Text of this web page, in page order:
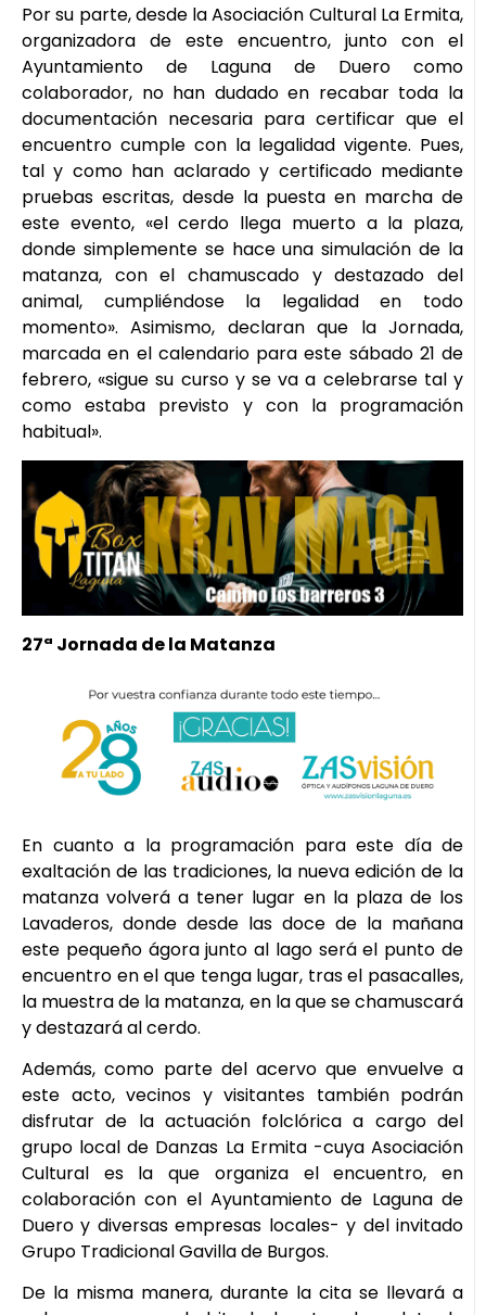
Por su parte, desde la Asociación Cultural La Ermita,
organizadora de este encuentro, junto con el
Ayuntamiento de Laguna de Duero como
colaborador, no han dudado en recabar toda la
documentación necesaria para certificar que el
encuentro cumple con la legalidad vigente. Pues,
tal y como han aclarado y certificado mediante
pruebas escritas, desde la puesta en marcha de
este evento, «el cerdo llega muerto a la plaza,
donde simplemente se hace una simulación de la
matanza, con el chamuscado y destazado del
animal, cumpliéndose la legalidad en todo
momento». Asimismo, declaran que la Jornada,
marcada en el calendario para este sábado 21 de
febrero, «sigue su curso y se va a celebrarse tal y
como estaba previsto y con la programación
habitual».
27ª Jornada de la Matanza
En cuanto a la programación para este día de
exaltación de las tradiciones, la nueva edición de la
matanza volverá a tener lugar en la plaza de los
Lavaderos, donde desde las doce de la mañana
este pequeño ágora junto al lago será el punto de
encuentro en el que tenga lugar, tras el pasacalles,
la muestra de la matanza, en la que se chamuscará
y destazará al cerdo.
Además, como parte del acervo que envuelve a
este acto, vecinos y visitantes también podrán
disfrutar de la actuación folclórica a cargo del
grupo local de Danzas La Ermita -cuya Asociación
Cultural es la que organiza el encuentro, en
colaboración con el Ayuntamiento de Laguna de
Duero y diversas empresas locales- y del invitado
Grupo Tradicional Gavilla de Burgos.
De la misma manera, durante la cita se llevará a